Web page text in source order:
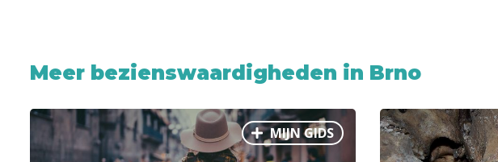
Meer bezienswaardigheden in Brno
MIJN GIDS